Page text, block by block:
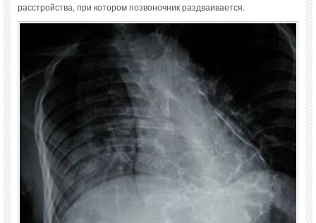
расстройства, при котором позвоночник раздваивается.